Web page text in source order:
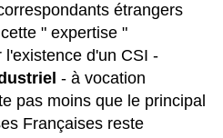
étrangers
" expertise "
d'un CSI -
- à vocation
pas moins que le principal
Françaises reste